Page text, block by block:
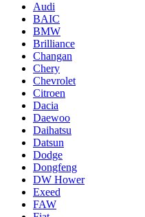
Audi
BAIC
BMW
Brilliance
Changan
Chery
Chevrolet
Citroen
Dacia
Daewoo
Daihatsu
Datsun
Dodge
Dongfeng
DW Hower
Exeed
FAW